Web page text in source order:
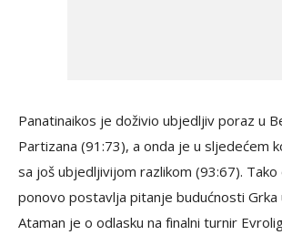
Panatinaikos je doživio ubjedljiv poraz u
Partizana (91:73), a onda je u sljedećem
sa još ubjedljivijom razlikom (93:67).
ponovo postavlja pitanje budućnosti Grka
Ataman je o odlasku na finalni turnir